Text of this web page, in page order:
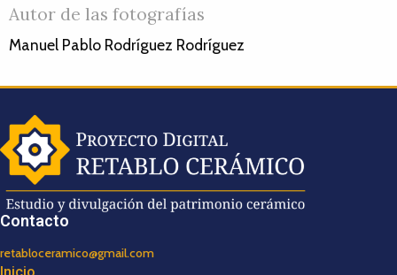
Autor de las fotografías
Manuel Pablo Rodríguez Rodríguez
Contacto
retabloceramico@gmail.com